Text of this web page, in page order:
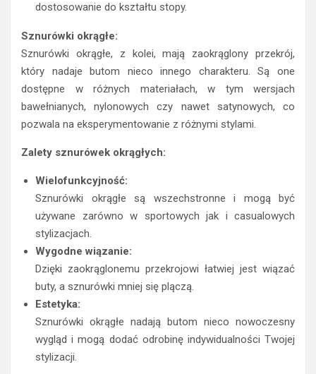
dostosowanie do kształtu stopy.
Sznurówki okrągłe:
Sznurówki okrągłe, z kolei, mają zaokrąglony przekrój,
który nadaje butom nieco innego charakteru. Są one
dostępne w różnych materiałach, w tym wersjach
bawełnianych, nylonowych czy nawet satynowych, co
pozwala na eksperymentowanie z różnymi stylami.
Zalety sznurówek okrągłych:
Wielofunkcyjność:
Sznurówki okrągłe są wszechstronne i mogą być
używane zarówno w sportowych jak i casualowych
stylizacjach.
Wygodne wiązanie:
Dzięki zaokrąglonemu przekrojowi łatwiej jest wiązać
buty, a sznurówki mniej się plączą.
Estetyka:
Sznurówki okrągłe nadają butom nieco nowoczesny
wygląd i mogą dodać odrobinę indywidualności Twojej
stylizacji.